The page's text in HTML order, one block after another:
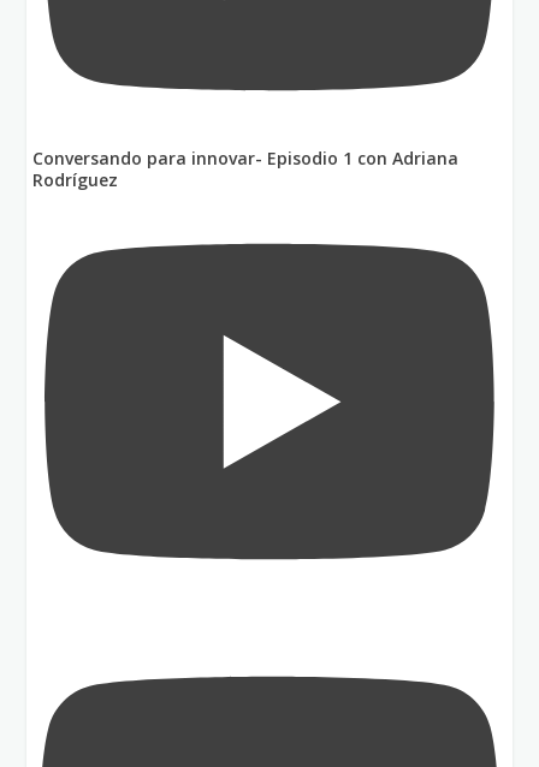
Conversando para innovar- Episodio 1 con Adriana
Rodríguez